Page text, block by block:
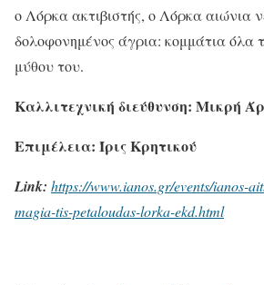
ο Λόρκα ακτιβιστής, ο Λόρκα αιώνια
δολοφονημένος άγρια: κομμάτια όλα
μύθου του.
Καλλιτεχνική διεύθυνση: Μικρή
Επιμέλεια: Ίρις Κρητικού
Link: https://www.ianos.gr/events/ianos-
magia-tis-petaloudas-lorka-ekd.html